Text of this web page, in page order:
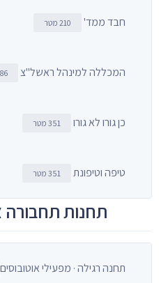
חבד ממד' 210 מטר
המכללה למינהל ראשל"צ 286
כן גורו לא גורו 351 מטר
טיפה וטיפונת 351 מטר
תחנות תחבורה
תחנה רגילה · מפעילי אוטובוסים